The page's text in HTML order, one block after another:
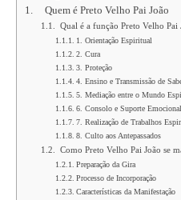
Quem é Preto Velho Pai João
Qual é a função Preto Velho Pai
1. Orientação Espiritual
2. Cura
3. Proteção
4. Ensino e Transmissão de
5. Mediação entre o Mundo
6. Consolo e Suporte Emocional
7. Realização de Trabalhos
8. Culto aos Antepassados
Como Preto Velho Pai João se
Preparação da Gira
Processo de Incorporação
Características da Manifestação